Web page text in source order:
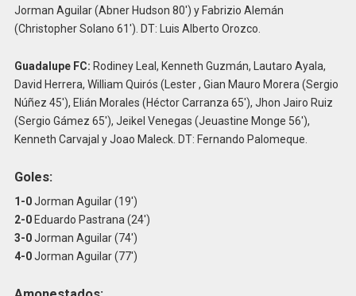
Jorman Aguilar (Abner Hudson 80′) y Fabrizio Alemán
(Christopher Solano 61′). DT: Luis Alberto Orozco.
Guadalupe FC: Rodiney Leal, Kenneth Guzmán, Lautaro Ayala,
David Herrera, William Quirós (Lester , Gian Mauro Morera (Sergio
Núñez 45′), Elián Morales (Héctor Carranza 65′), Jhon Jairo Ruiz
(Sergio Gámez 65′), Jeikel Venegas (Jeuastine Monge 56′),
Kenneth Carvajal y Joao Maleck. DT: Fernando Palomeque.
Goles:
1-0Jorman Aguilar (19′)
2-0Eduardo Pastrana (24′)
3-0Jorman Aguilar (74′)
4-0Jorman Aguilar (77′)